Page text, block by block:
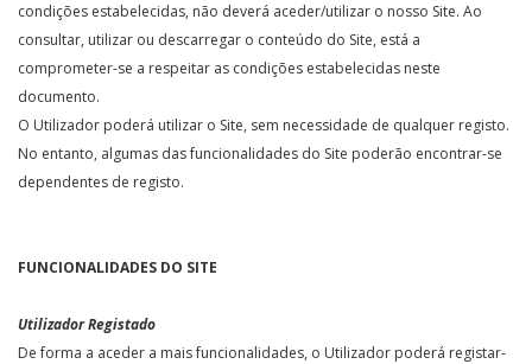
condições estabelecidas, não deverá aceder/utilizar o nosso Site. Ao
consultar, utilizar ou descarregar o conteúdo do Site, está a
comprometer-se a respeitar as condições estabelecidas neste
documento.
O Utilizador poderá utilizar o Site, sem necessidade de qualquer registo.
No entanto, algumas das funcionalidades do Site poderão encontrar-se
dependentes de registo.
FUNCIONALIDADES DO SITE
Utilizador Registado
De forma a aceder a mais funcionalidades, o Utilizador poderá registar-